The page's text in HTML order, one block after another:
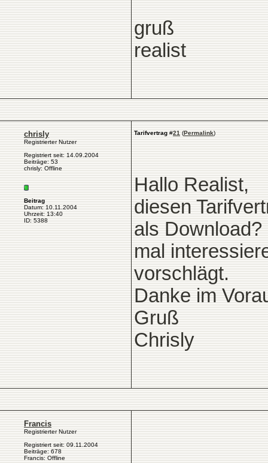
gruß
realist
chrisly
Registrierter Nutzer
Registriert seit: 14.09.2004
Beiträge: 53
chrisly: Offline
Beitrag
Datum: 10.11.2004
Uhrzeit: 13:40
ID: 5388
Tarifvertrag #21 (Permalink)
Hallo Realist,
diesen
als
mal
vorschlägt.
Danke im
Gruß
Chrisly
Francis
Registrierter Nutzer
Registriert seit: 09.11.2004
Beiträge: 678
Francis: Offline